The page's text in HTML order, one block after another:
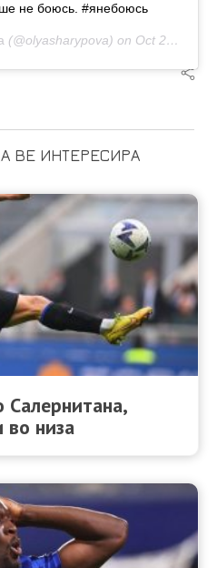
не боюсь. #янебоюсь
(@olyasharypova) on Oct 28, 2020 at 9:49am PDT
ВЕ ИНТЕРЕСИРА
Салернитана,
во низа